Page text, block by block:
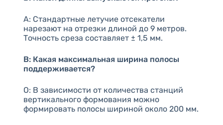
A: Стандартные летучие отсекатели
нарезают на отрезки длиной до 9 метров.
Точность среза составляет ± 1,5 мм.
В: Какая максимальная ширина полосы
поддерживается?
О: В зависимости от количества станций
вертикального формования можно
формировать полосы шириной около 200 мм.